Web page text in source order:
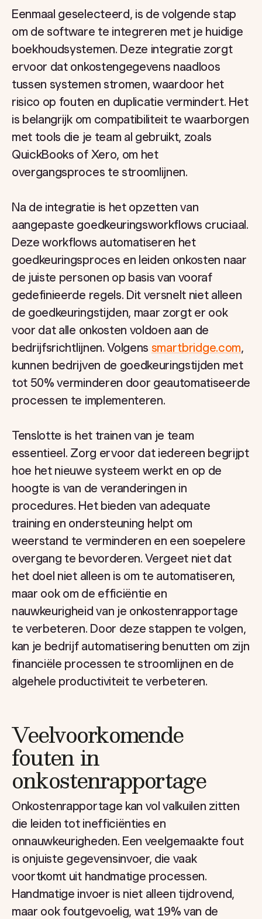
Eenmaal geselecteerd, is de volgende stap
om de software te integreren met je huidige
boekhoudsystemen. Deze integratie zorgt
ervoor dat onkostengegevens naadloos
tussen systemen stromen, waardoor het
risico op fouten en duplicatie vermindert. Het
is belangrijk om compatibiliteit te waarborgen
met tools die je team al gebruikt, zoals
QuickBooks of Xero, om het
overgangsproces te stroomlijnen.
Na de integratie is het opzetten van
aangepaste goedkeuringsworkflows cruciaal.
Deze workflows automatiseren het
goedkeuringsproces en leiden onkosten naar
de juiste personen op basis van vooraf
gedefinieerde regels. Dit versnelt niet alleen
de goedkeuringstijden, maar zorgt er ook
voor dat alle onkosten voldoen aan de
bedrijfsrichtlijnen. Volgens smartbridge.com,
kunnen bedrijven de goedkeuringstijden met
tot 50% verminderen door geautomatiseerde
processen te implementeren.
Tenslotte is het trainen van je team
essentieel. Zorg ervoor dat iedereen begrijpt
hoe het nieuwe systeem werkt en op de
hoogte is van de veranderingen in
procedures. Het bieden van adequate
training en ondersteuning helpt om
weerstand te verminderen en een soepelere
overgang te bevorderen. Vergeet niet dat
het doel niet alleen is om te automatiseren,
maar ook om de efficiëntie en
nauwkeurigheid van je onkostenrapportage
te verbeteren. Door deze stappen te volgen,
kan je bedrijf automatisering benutten om zijn
financiële processen te stroomlijnen en de
algehele productiviteit te verbeteren.
Veelvoorkomende
fouten in
onkostenrapportage
Onkostenrapportage kan vol valkuilen zitten
die leiden tot inefficiënties en
onnauwkeurigheden. Een veelgemaakte fout
is onjuiste gegevensinvoer, die vaak
voortkomt uit handmatige processen.
Handmatige invoer is niet alleen tijdrovend,
maar ook foutgevoelig, wat 19% van de